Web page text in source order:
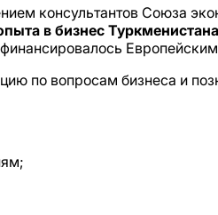
консультантов Союза
в бизнес
финансировалось
по вопросам бизнеса и